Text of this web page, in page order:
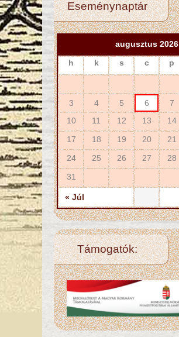
Eseménynaptár
augusztus 2026
h
k s c p
3 4 5 6 7
10
11 12 13 14
17
18 19 20 21
24
25 26 27 28
31
« Júl
Támogatók: